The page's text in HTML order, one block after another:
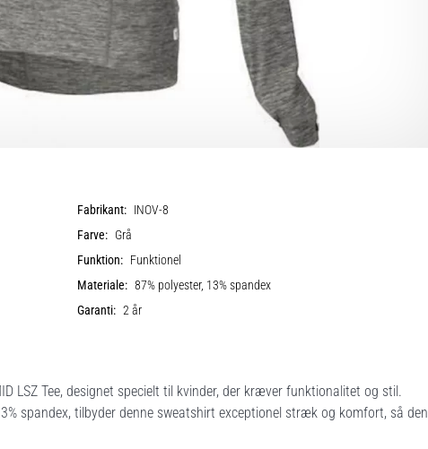
Fabrikant: INOV-8
Farve: Grå
Funktion: Funktionel
Materiale: 87% polyester, 13% spandex
Garanti: 2 år
LSZ Tee, designet specielt til kvinder, der kræver funktionalitet og stil.
spandex, tilbyder denne sweatshirt exceptionel stræk og komfort, så den